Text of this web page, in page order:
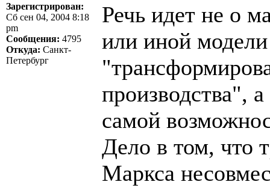
Зарегистрирован:
Сб сен 04, 2004 8:18
pm
Сообщения: 4795
Откуда: Санкт-
Петербург
Речь идет не о
или иной модели
производства", а
самой
Дело в том, что
Маркса